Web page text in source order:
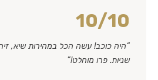
10/10
“היה כוכב! עשה הכל במהירות שיא,
שניות. פרו מוחלט!”